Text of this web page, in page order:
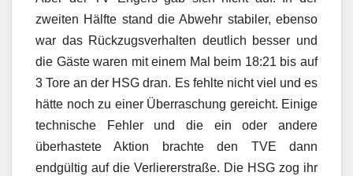
zweiten Hälfte stand die Abwehr stabiler, ebenso
war das Rückzugsverhalten deutlich besser und
die Gäste waren mit einem Mal beim 18:21 bis auf
3 Tore an der HSG dran. Es fehlte nicht viel und es
hätte noch zu einer Überraschung gereicht. Einige
technische Fehler und die ein oder andere
überhastete Aktion brachte den TVE dann
endgültig auf die Verliererstraße. Die HSG zog ihr